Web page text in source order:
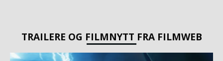
TRAILERE OG FILMNYTT FRA FILMWEB